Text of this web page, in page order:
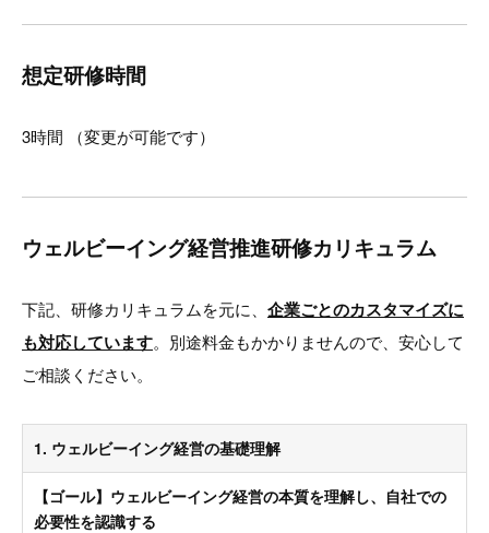
想定研修時間
3時間 （変更が可能です）
ウェルビーイング経営推進研修カリキュラム
下記、研修カリキュラムを元に、 企業ごとのカスタマイズに
も対応しています。別途料金もかかりませんので、安心して
ご相談ください。
1. ウェルビーイング経営の基礎理解
【ゴール】ウェルビーイング経営の本質を理解し、自社での
必要性を認識する